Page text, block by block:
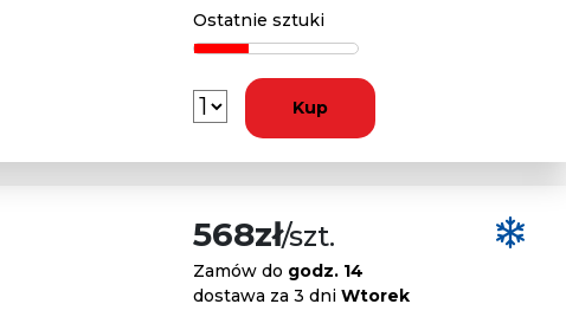
Ostatnie sztuki
Kup
568zł/szt.
Zamów do godz. 14
dostawa za 3 dni Wtorek